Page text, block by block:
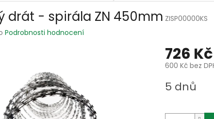
drát - spirála ZN 450mm ZISP00000KS
Podrobnosti hodnocení
726 Kč
600 Kč bez
cena:
5 dnů